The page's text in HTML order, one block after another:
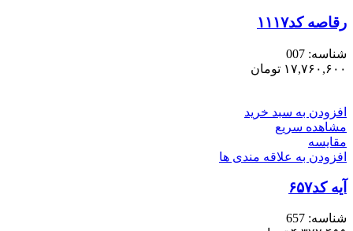
رقاصه کد۱۱۱۷
شناسه: 007
۱۷,۷۶۰,۶۰۰ تومان
افزودن به سبد خرید
مشاهده سریع
مقایسه
افزودن به علاقه مندی ها
آیه کد۶۵۷
شناسه: 657